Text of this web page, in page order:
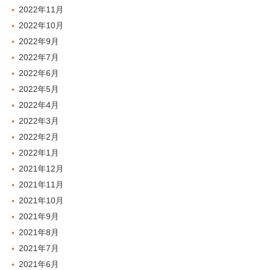
2022年11月
2022年10月
2022年9月
2022年7月
2022年6月
2022年5月
2022年4月
2022年3月
2022年2月
2022年1月
2021年12月
2021年11月
2021年10月
2021年9月
2021年8月
2021年7月
2021年6月